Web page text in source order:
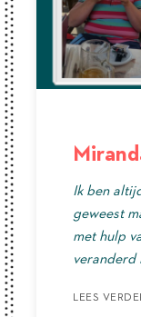
LEES
LEES
Ik ben
geweest
met hulp
veranderd
LEES